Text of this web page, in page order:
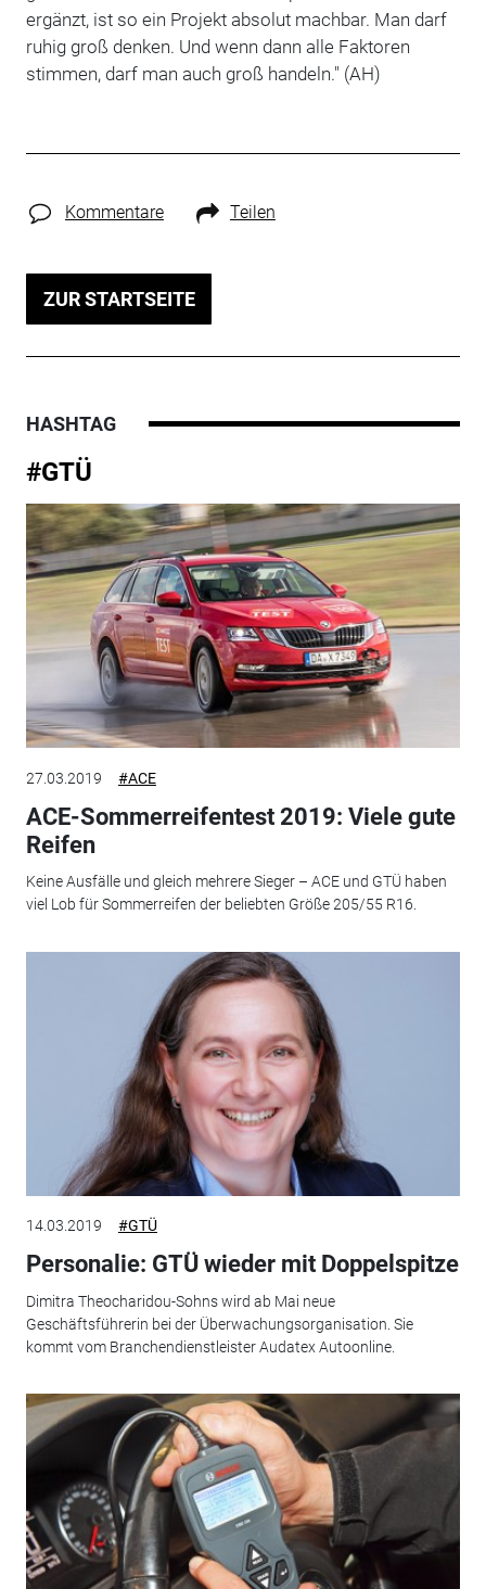
ergänzt, ist so ein Projekt absolut machbar. Man darf
ruhig groß denken. Und wenn dann alle Faktoren
stimmen, darf man auch groß handeln." (AH)
Kommentare Teilen
ZUR STARTSEITE
HASHTAG
#GTÜ
27.03.2019 #ACE
ACE-Sommerreifentest 2019: Viele gute
Reifen
Keine Ausfälle und gleich mehrere Sieger – ACE und GTÜ haben
viel Lob für Sommerreifen der beliebten Größe 205/55 R16.
14.03.2019 #GTÜ
Personalie: GTÜ wieder mit Doppelspitze
Dimitra Theocharidou-Sohns wird ab Mai neue
Geschäftsführerin bei der Überwachungsorganisation. Sie
kommt vom Branchendienstleister Audatex Autoonline.